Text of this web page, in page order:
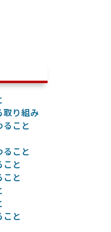
取り組み
こと
こと
と
と
と